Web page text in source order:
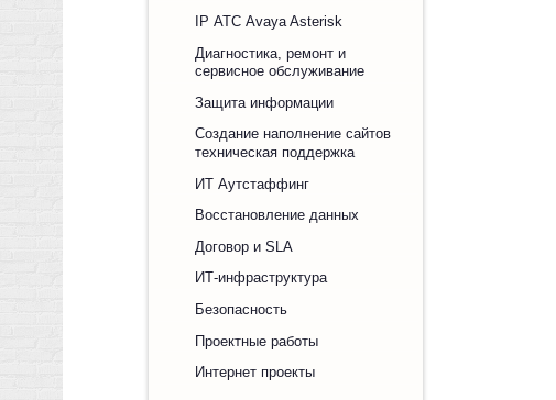
IP АТС Avaya Asterisk
Диагностика, ремонт и
сервисное обслуживание
Защита информации
Создание наполнение сайтов
техническая поддержка
ИТ Аутстаффинг
Восстановление данных
Договор и SLA
ИТ-инфраструктура
Безопасность
Проектные работы
Интернет проекты